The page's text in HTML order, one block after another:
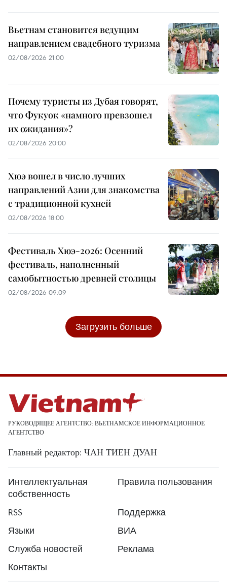
Вьетнам становится ведущим
направлением свадебного туризма
02/08/2026 21:00
Почему туристы из Дубая говорят,
что Фукуок «намного превзошел
их ожидания»?
02/08/2026 20:00
Хюэ вошел в число лучших
направлений Азии для знакомства
с традиционной кухней
02/08/2026 18:00
Фестиваль Хюэ-2026: Осенний
фестиваль, наполненный
самобытностью древней столицы
02/08/2026 09:09
Загрузить больше
РУКОВОДЯЩЕЕ АГЕНТСТВО: ВЬЕТНАМСКОЕ ИНФОРМАЦИОННОЕ
АГЕНТСТВО
Главный редактор: ЧАН ТИЕН ДУАН
Интеллектуальная
собственность
Правила пользования
RSS
Поддержка
Языки
ВИА
Служба новостей
Реклама
Контакты